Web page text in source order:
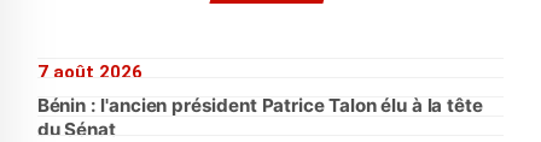
7 août 2026
Bénin : l'ancien président Patrice Talon élu à la tête
du Sénat